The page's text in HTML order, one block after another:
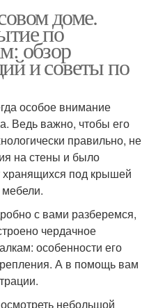
доме.
по
обзор
и советы по
особое внимание
Ведь важно, чтобы его
правильно, не
на стены и было
хранящихся под крышей
с вами разберемся,
чердачное
особенности его
А в помощь вам
небольшой